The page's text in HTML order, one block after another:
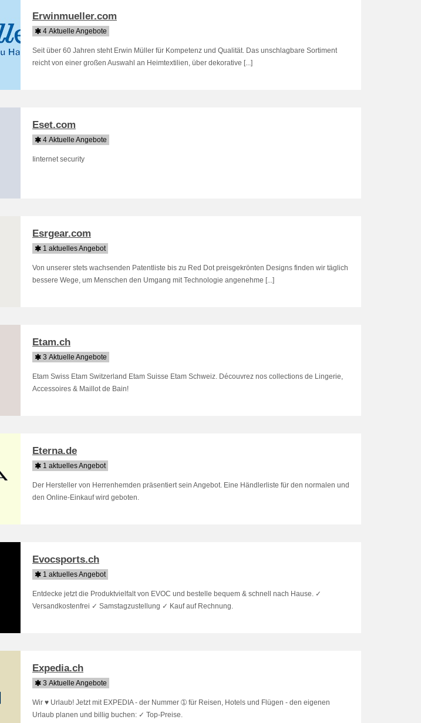
Erwinmueller.com
4 Aktuelle Angebote
Seit über 60 Jahren steht Erwin Müller für Kompetenz und Qualität. Das unschlagbare Sortiment
reicht von einer großen Auswahl an Heimtextilien, über dekorative [...]
Eset.com
4 Aktuelle Angebote
Iinternet security
Esrgear.com
1 aktuelles Angebot
Von unserer stets wachsenden Patentliste bis zu Red Dot preisgekrönten Designs finden wir täglich
bessere Wege, um Menschen den Umgang mit Technologie angenehme [...]
Etam.ch
3 Aktuelle Angebote
Etam Swiss Etam Switzerland Etam Suisse Etam Schweiz. Découvrez nos collections de Lingerie,
Accessoires & Maillot de Bain!
Eterna.de
1 aktuelles Angebot
Der Hersteller von Herrenhemden präsentiert sein Angebot. Eine Händlerliste für den normalen und
den Online-Einkauf wird geboten.
Evocsports.ch
1 aktuelles Angebot
Entdecke jetzt die Produktvielfalt von EVOC und bestelle bequem & schnell nach Hause. ​✓
Versandkostenfrei ✓ Samstagzustellung ✓ Kauf auf Rechnung.
Expedia.ch
3 Aktuelle Angebote
Wir ♥ Urlaub! Jetzt mit EXPEDIA - der Nummer ➀ für Reisen, Hotels und Flügen - den eigenen
Urlaub planen und billig buchen: ✓ Top-Preise.